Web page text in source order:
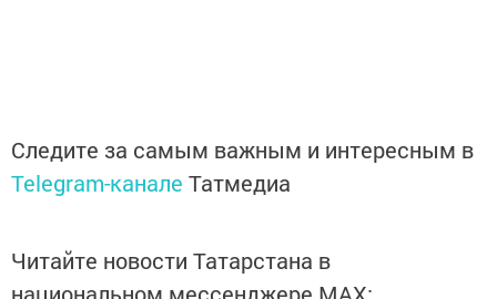
Следите за самым важным и интересным в
Telegram-канале Татмедиа
Читайте новости Татарстана в
национальном мессенджере MАХ: